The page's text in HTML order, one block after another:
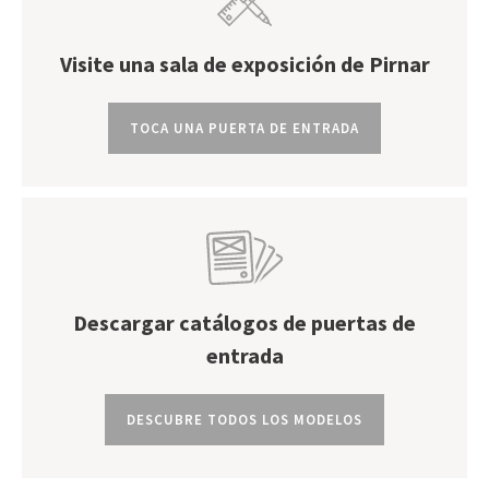
Visite una sala de exposición de Pirnar
TOCA UNA PUERTA DE ENTRADA
Descargar catálogos de puertas de
entrada
DESCUBRE TODOS LOS MODELOS